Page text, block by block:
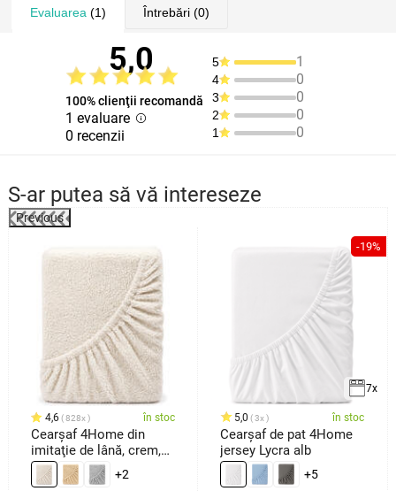
Evaluarea (1) Întrebări(0)
5,0
100% clienţii recomandă
1 evaluare
0 recenzii
5 1
4 0
3 0
2 0
1 0
S-ar putea să vă intereseze
Previous
4,6 828x în stoc
Cearşaf 4Home din
imitaţie de lână, crem,
90 x 200 cm
+2
-19%
7x
5,0 3x în stoc
Cearșaf de pat 4Home
jersey Lycra alb
+5